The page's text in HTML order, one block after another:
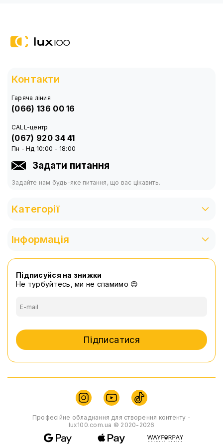
Контакти
Гаряча ліния
(066) 136 00 16
CALL-центр
(067) 920 34 41
Пн - Нд 10:00 - 18:00
Задати питання
Задайте нам будь-яке питання, що вас цікавить.
Категорії
Інформація
Підписуйся на знижки
Не турбуйтесь, ми не спамимо 😍
Підписатися
Професійне обладнання для створення контенту -
lux100.com.ua © 2020-2026